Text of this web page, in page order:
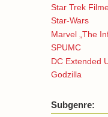
Star Trek
Star-Wars
Marvel „The
SPUMC
DC Extended
Godzilla
Subgenre: